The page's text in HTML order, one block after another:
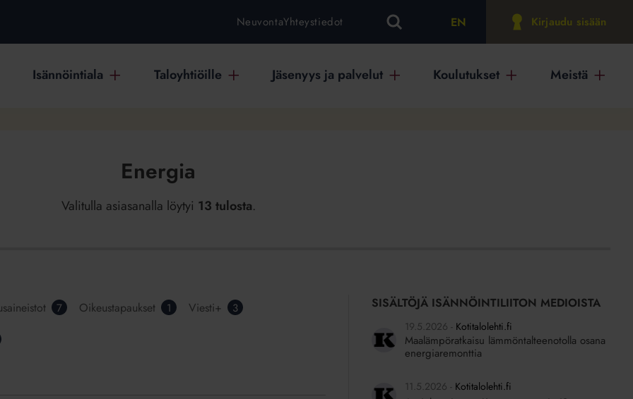
NeuvontaYhteystiedot EN Kirjaudu sisään
Isännöintiala Taloyhtiöille Jäsenyys ja palvelut Koulutukset Meistä
Energia
Valitulla asiasanalla löytyi 13 tulosta.
7 Oikeustapaukset 1 Viesti+ 3 SISÄLTÖJÄ ISÄNNÖINTILIITON MEDIOISTA
19.5.2026 Kotitalolehti.fi
Maalämpöratkaisu lämmöntalteenotolla osana
energiaremonttia
11.5.2026 Kotitalolehti.fi